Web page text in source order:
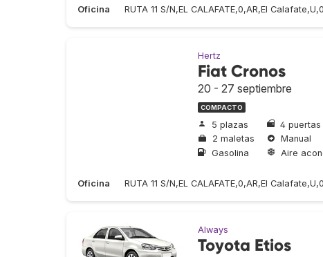
Oficina RUTA 11 S/N,EL CALAFATE,0,AR,El
Hertz
Fiat Cronos
20 - 27 septiembre
COMPACTO
5 plazas
4 puertas
2 maletas
Manual
Gasolina
Aire
Oficina RUTA 11 S/N,EL CALAFATE,0,AR,El
Always
Toyota Etios